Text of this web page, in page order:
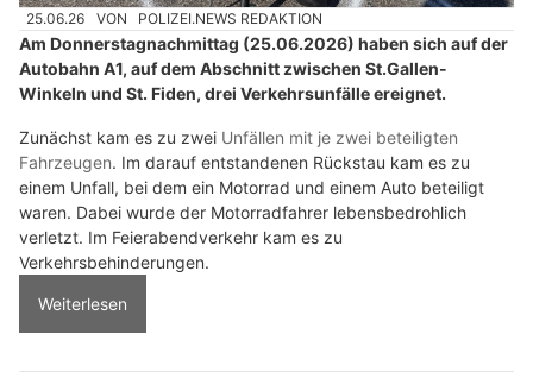
25.06.26 VON POLIZEI.NEWS REDAKTION
Am Donnerstagnachmittag (25.06.2026) haben sich auf der
Autobahn A1, auf dem Abschnitt zwischen St.Gallen-
Winkeln und St. Fiden, drei Verkehrsunfälle ereignet.
Zunächst kam es zu zwei Unfällen mit je zwei beteiligten
Fahrzeugen. Im darauf entstandenen Rückstau kam es zu
einem Unfall, bei dem ein Motorrad und einem Auto beteiligt
waren. Dabei wurde der Motorradfahrer lebensbedrohlich
verletzt. Im Feierabendverkehr kam es zu
Verkehrsbehinderungen.
Weiterlesen